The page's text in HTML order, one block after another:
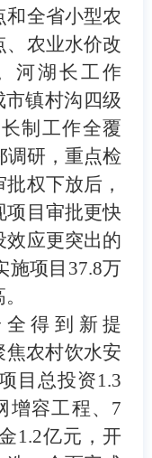
和全省小型农
、农业水价改
河湖长工作
市镇村沟四级
制工作全覆
调研，重点检
批权下放后，
项目审批更快
应更突出的
施项目 37.8万
全得到新提
农村饮水安
目总投资1.3
增容工程、 7
1.2亿元，开